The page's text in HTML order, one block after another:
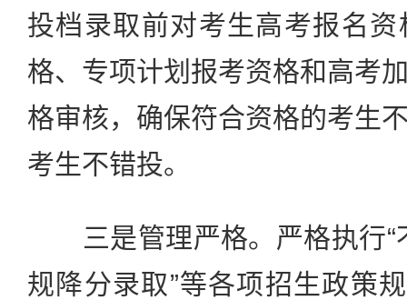
投档录取前对考生高考报名
格、专项计划报考资格和高考
格审核，确保符合资格的考生
考生不错投。
三是管理严格。严格执行“不
规降分录取”等各项招生政策